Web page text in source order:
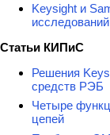
Keysight и
Статьи КИПиС
Решения
средств РЭБ
Четыре
цепей